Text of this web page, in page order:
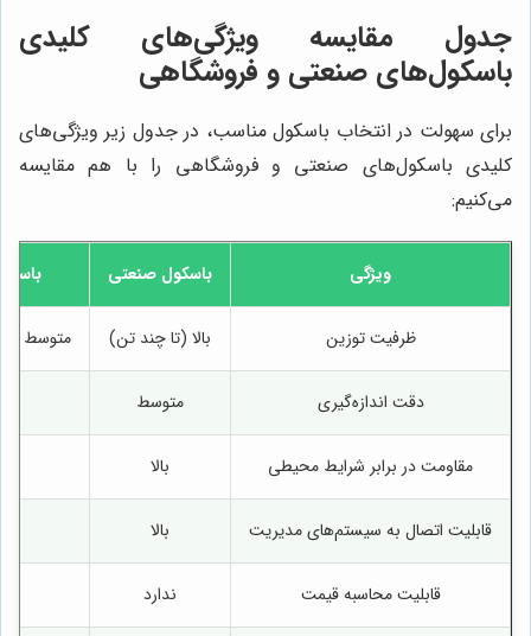
جدول مقایسه ویژگی‌های کلیدی
باسکول‌های صنعتی و فروشگاهی
برای سهولت در انتخاب باسکول مناسب، در جدول زیر ویژگی‌های
کلیدی باسکول‌های صنعتی و فروشگاهی را با هم مقایسه
می‌کنیم:
ویژگی باسکول صنعتی
ظرفیت توزین بالا (تا چند تن) متوسط
دقت اندازه‌گیری متوسط
مقاومت در برابر شرایط محیطی بالا
قابلیت اتصال به سیستم‌های مدیریت بالا
قابلیت محاسبه قیمت ندارد